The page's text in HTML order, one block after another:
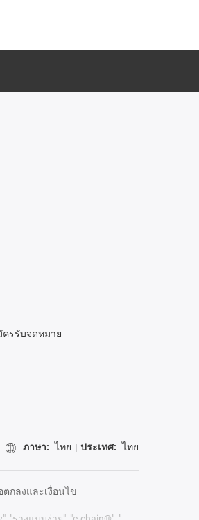
รรับจดหมาย
ภาษา: ไทย | ประเทศ: ไทย
ตกลงและเงื่อนไข